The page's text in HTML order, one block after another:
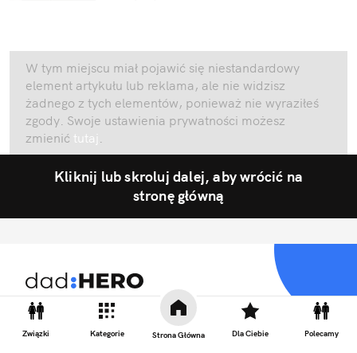
Związki Kategorie Strona Główna Dla Ciebie Polecamy
W tym miejscu miał pojawić się niestandardowy
element artykułu lub reklama, ale nie widzisz
żadnego z tych elementów, ponieważ nie wyraziłeś
zgody. Swoje ustawienia prywatności możesz
zmienić tutaj
Kliknij lub skroluj dalej, aby wrócić na
stronę główną
Fajnie być tatą